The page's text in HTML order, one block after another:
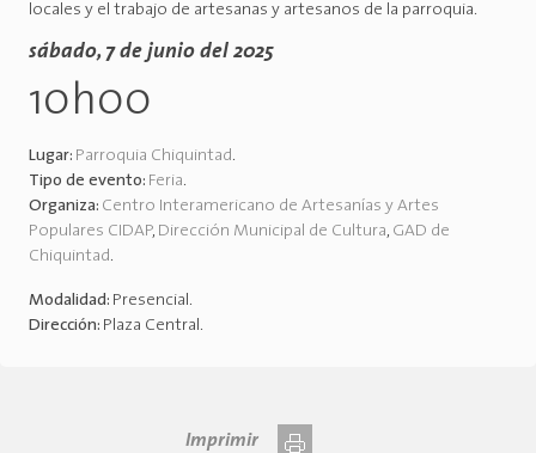
locales y el trabajo de artesanas y artesanos de la parroquia.
sábado, 7 de junio del 2025
10h00
Lugar: Parroquia Chiquintad.
Tipo de evento: Feria.
Organiza: Centro Interamericano de Artesanías y Artes
Populares CIDAP, Dirección Municipal de Cultura, GAD de
Chiquintad.
Modalidad: Presencial.
Dirección: Plaza Central.
Imprimir